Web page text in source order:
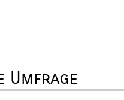
Umfrage